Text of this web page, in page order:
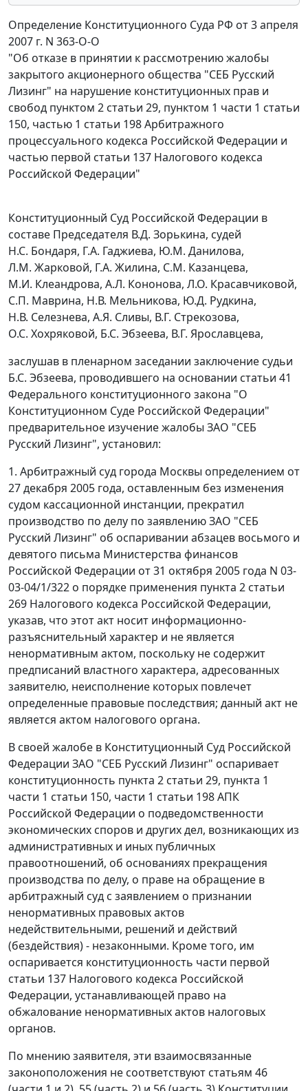
Определение Конституционного Суда РФ от 3 апреля
2007 г. N 363-О-О
"Об отказе в принятии к рассмотрению жалобы
закрытого акционерного общества "СЕБ Русский
Лизинг" на нарушение конституционных прав и
свобод пунктом 2 статьи 29, пунктом 1 части 1 статьи
150, частью 1 статьи 198 Арбитражного
процессуального кодекса Российской Федерации и
частью первой статьи 137 Налогового кодекса
Российской Федерации"
Конституционный Суд Российской Федерации в
составе Председателя В.Д. Зорькина, судей
Н.С. Бондаря, Г.А. Гаджиева, Ю.М. Данилова,
Л.М. Жарковой, Г.А. Жилина, С.М. Казанцева,
М.И. Клеандрова, А.Л. Кононова, Л.О. Красавчиковой,
С.П. Маврина, Н.В. Мельникова, Ю.Д. Рудкина,
Н.В. Селезнева, А.Я. Сливы, В.Г. Стрекозова,
О.С. Хохряковой, Б.С. Эбзеева, В.Г. Ярославцева,
заслушав в пленарном заседании заключение судьи
Б.С. Эбзеева, проводившего на основании статьи 41
Федерального конституционного закона "О
Конституционном Суде Российской Федерации"
предварительное изучение жалобы ЗАО "СЕБ
Русский Лизинг", установил:
1. Арбитражный суд города Москвы определением от
27 декабря 2005 года, оставленным без изменения
судом кассационной инстанции, прекратил
производство по делу по заявлению ЗАО "СЕБ
Русский Лизинг" об оспаривании абзацев восьмого и
девятого письма Министерства финансов
Российской Федерации от 31 октября 2005 года N 03-
03-04/1/322 о порядке применения пункта 2 статьи
269 Налогового кодекса Российской Федерации,
указав, что этот акт носит информационно-
разъяснительный характер и не является
ненормативным актом, поскольку не содержит
предписаний властного характера, адресованных
заявителю, неисполнение которых повлечет
определенные правовые последствия; данный акт не
является актом налогового органа.
В своей жалобе в Конституционный Суд Российской
Федерации ЗАО "СЕБ Русский Лизинг" оспаривает
конституционность пункта 2 статьи 29, пункта 1
части 1 статьи 150, части 1 статьи 198АПК
Российской Федерации о подведомственности
экономических споров и других дел, возникающих из
административных и иных публичных
правоотношений, об основаниях прекращения
производства по делу, о праве на обращение в
арбитражный суд с заявлением о признании
ненормативных правовых актов
недействительными, решений и действий
(бездействия) - незаконными. Кроме того, им
оспаривается конституционность части первой
статьи 137 Налогового кодекса Российской
Федерации, устанавливающей право на
обжалование ненормативных актов налоговых
органов.
По мнению заявителя, эти взаимосвязанные
законоположения не соответствуют статьям 46